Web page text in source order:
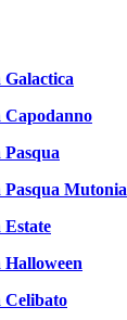
Galactica
Capodanno
Pasqua
Pasqua Mutonia
Estate
Halloween
Celibato